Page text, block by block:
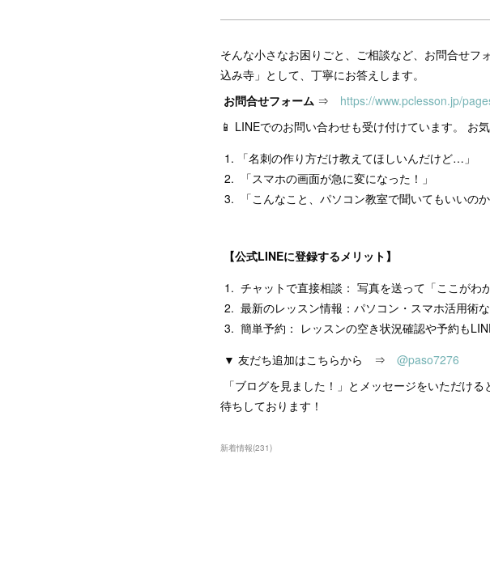
そんな小さなお困りごと、ご相談など、お問合せ
込み寺」として、丁寧にお答えします。
お問合せフォーム ⇒ https://www.pclesson.jp/
📱 LINEでのお問い合わせも受け付けています。 お
「名刺の作り方だけ教えてほしいんだけど…」
「スマホの画面が急に変になった！」
「こんなこと、パソコン教室で聞いてもいいの
【公式LINEに登録するメリット】
チャットで直接相談： 写真を送って「ここがわ
最新のレッスン情報：パソコン・スマホ活用術
簡単予約： レッスンの空き状況確認や予約も
▼ 友だち追加はこちらから ⇒ @paso7276
「ブログを見ました！」とメッセージをいただけ
待ちしております！
新着情報(231)